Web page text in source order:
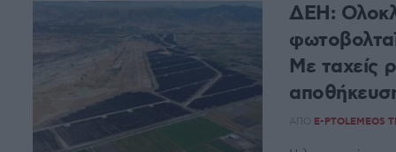
ΔΕΗ:
Με ταχείς
ΑΠΌ E-PTOLEMEOS